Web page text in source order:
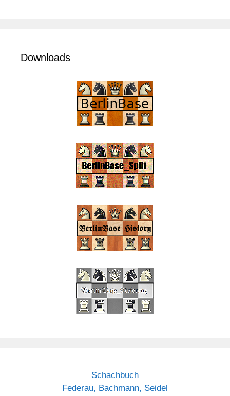
Downloads
Schachbuch
Federau, Bachmann, Seidel